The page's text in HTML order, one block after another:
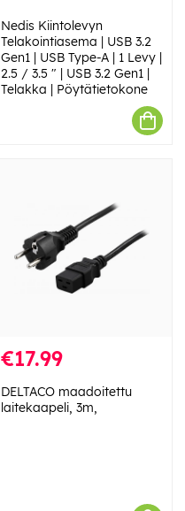
Nedis Kiintolevyn
Telakointiasema | USB 3.2
Gen1 | USB Type-A | 1 Levy |
2.5 / 3.5 " | USB 3.2 Gen1 |
Telakka | Pöytätietokone
€17.99
DELTACO maadoitettu
laitekaapeli, 3m,